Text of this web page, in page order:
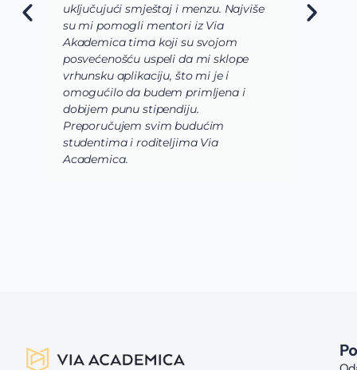
smještaj i menzu. Najviše
mentori iz Via
tima koji su svojom
uspeli da mi sklope
aplikaciju, što mi je i
da budem primljena i
punu stipendiju.
svim budućim
i roditeljima Via
da budu veoma
slučaju da
laboratorijama i
korak prijave i